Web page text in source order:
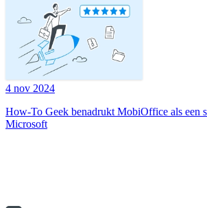
4 nov 2024
How-To Geek benadrukt MobiOffice als een
Microsoft